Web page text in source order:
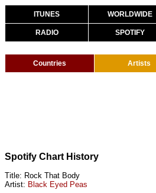
ITUNES WORLDWIDE
RADIO SPOTIFY
Countries Artists
Spotify Chart History
Title: Rock That Body
Artist: Black Eyed Peas